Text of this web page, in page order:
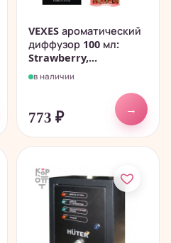
VEXES ароматический
диффузор 100 мл:
Strawberry,...
в наличии
773 ₽
→